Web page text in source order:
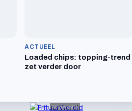
ACTUEEL
Loaded chips: topping-trend
zet verder door
Advertentie